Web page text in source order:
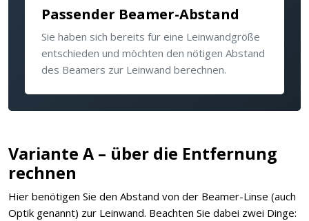
Passender Beamer-Abstand
Sie haben sich bereits für eine Leinwandgröße
entschieden und möchten den nötigen Abstand
des Beamers zur Leinwand berechnen.
Variante A – über die Entfernung
rechnen
Hier benötigen Sie den Abstand von der Beamer-Linse (auch
Optik genannt) zur Leinwand. Beachten Sie dabei zwei Dinge: